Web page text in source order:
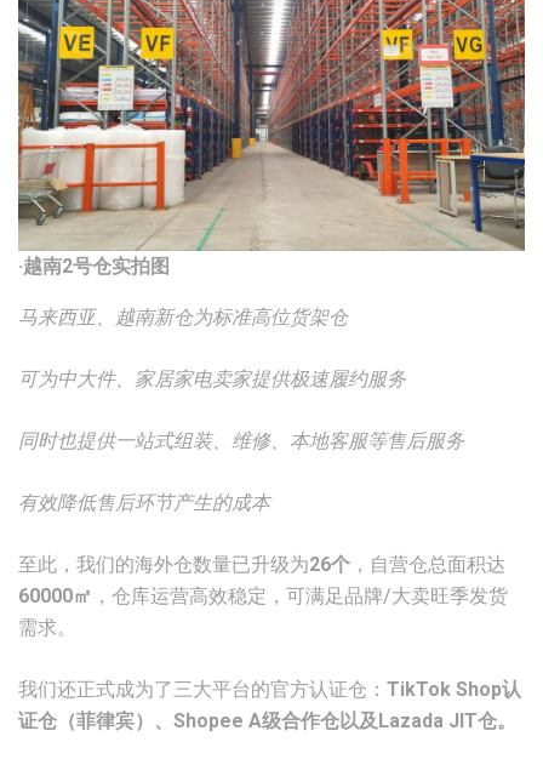
·越南2号仓实拍图
马来西亚、越南新仓为标准高位货架仓
可为中大件、家居家电卖家提供极速履约服务
同时也提供一站式组装、维修、本地客服等售后服务
有效降低售后环节产生的成本
至此，我们的海外仓数量已升级为26个 ，自营仓总面积达
60000㎡ ，仓库运营高效稳定，可满足品牌/大卖旺季发货
需求。
我们还正式成为了三大平台的官方认证仓： TikTok Shop认
证仓（菲律宾）、Shopee A级合作仓以及Lazada JIT仓。